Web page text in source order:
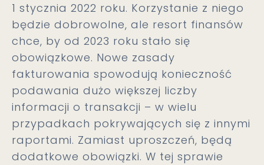
1 stycznia 2022 roku. Korzystanie z niego
będzie dobrowolne, ale resort finansów
chce, by od 2023 roku stało się
obowiązkowe. Nowe zasady
fakturowania spowodują konieczność
podawania dużo większej liczby
informacji o transakcji – w wielu
przypadkach pokrywających się z innymi
raportami. Zamiast uproszczeń, będą
dodatkowe obowiązki. W tej sprawie